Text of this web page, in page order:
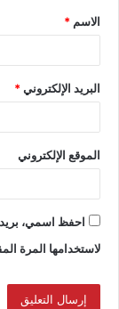
الاسم *
البريد الإلكتروني*
الموقع الإلكتروني
احفظ اسمي،
لاستخدامها المرة